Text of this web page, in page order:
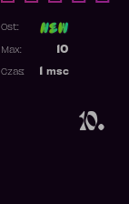
10.
Ost:
10
Max:
msc
Czas: